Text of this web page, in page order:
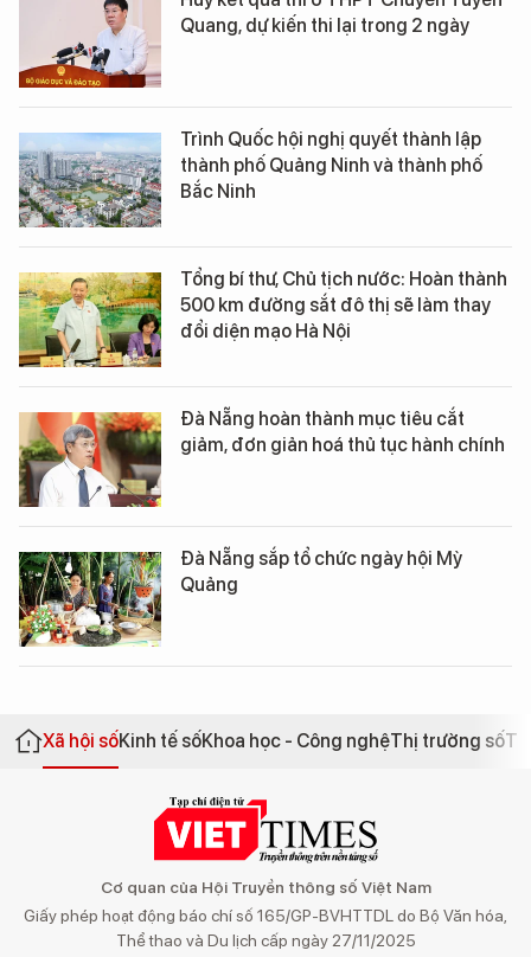
Quang, dự kiến thi lại trong 2 ngày
Trình Quốc hội nghị quyết thành lập
thành phố Quảng Ninh và thành phố
Bắc Ninh
Tổng bí thư, Chủ tịch nước: Hoàn thành
500 km đường sắt đô thị sẽ làm thay
đổi diện mạo Hà Nội
Đà Nẵng hoàn thành mục tiêu cắt
giảm, đơn giản hoá thủ tục hành chính
Đà Nẵng sắp tổ chức ngày hội Mỳ
Quảng
Xã hội sốKinh tế sốKhoa học - Công nghệThị trường số
Cơ quan của Hội Truyền thông số Việt Nam
Giấy phép hoạt động báo chí số 165/GP-BVHTTDL do Bộ Văn hóa,
Thể thao và Du lịch cấp ngày 27/11/2025